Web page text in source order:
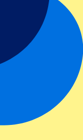
rencontre qui
depuis 2000. Le
dans l’arène
contre Italie est l’un
Stadium, les
rivalité et d’intensité
Un match à ne pas
les
billets Six